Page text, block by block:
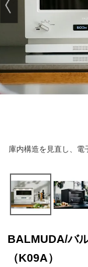
庫内構造を見直し、電
BALMUDA/バ
（K09A）